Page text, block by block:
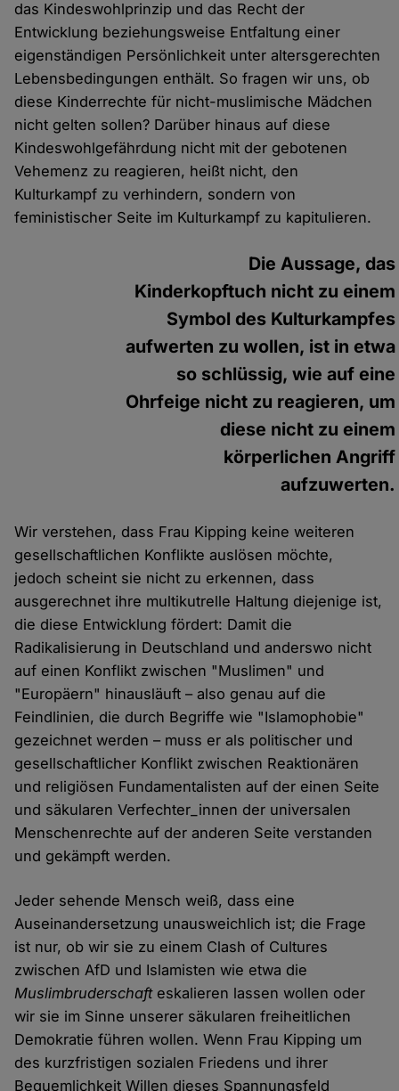
das Kindeswohlprinzip und das Recht der
Entwicklung beziehungsweise Entfaltung einer
eigenständigen Persönlichkeit unter altersgerechten
Lebensbedingungen enthält. So fragen wir uns, ob
diese Kinderrechte für nicht-muslimische Mädchen
nicht gelten sollen? Darüber hinaus auf diese
Kindeswohlgefährdung nicht mit der gebotenen
Vehemenz zu reagieren, heißt nicht, den
Kulturkampf zu verhindern, sondern von
feministischer Seite im Kulturkampf zu kapitulieren.
Die Aussage, das
Kinderkopftuch nicht zu einem
Symbol des Kulturkampfes
aufwerten zu wollen, ist in etwa
so schlüssig, wie auf eine
Ohrfeige nicht zu reagieren, um
diese nicht zu einem
körperlichen Angriff
aufzuwerten.
Wir verstehen, dass Frau Kipping keine weiteren
gesellschaftlichen Konflikte auslösen möchte,
jedoch scheint sie nicht zu erkennen, dass
ausgerechnet ihre multikutrelle Haltung diejenige ist,
die diese Entwicklung fördert: Damit die
Radikalisierung in Deutschland und anderswo nicht
auf einen Konflikt zwischen "Muslimen" und
"Europäern" hinausläuft – also genau auf die
Feindlinien, die durch Begriffe wie "Islamophobie"
gezeichnet werden – muss er als politischer und
gesellschaftlicher Konflikt zwischen Reaktionären
und religiösen Fundamentalisten auf der einen Seite
und säkularen Verfechter_innen der universalen
Menschenrechte auf der anderen Seite verstanden
und gekämpft werden.
Jeder sehende Mensch weiß, dass eine
Auseinandersetzung unausweichlich ist; die Frage
ist nur, ob wir sie zu einem Clash of Cultures
zwischen AfD und Islamisten wie etwa die
Muslimbruderschafteskalieren lassen wollen oder
wir sie im Sinne unserer säkularen freiheitlichen
Demokratie führen wollen. Wenn Frau Kipping um
des kurzfristigen sozialen Friedens und ihrer
Bequemlichkeit Willen dieses Spannungsfeld